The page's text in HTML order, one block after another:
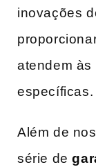
inovações
atendem
específicas.
Além de
série de